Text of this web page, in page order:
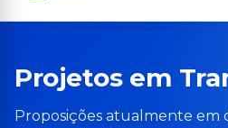
Projetos em
Proposições atualmente em